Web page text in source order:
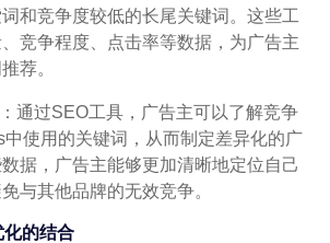
和竞争度较低的长尾关键词。这些工
竞争程度、点击率等数据，为广告主
荐。
通过SEO工具，广告主可以了解竞争
中使用的关键词，从而制定差异化的广
据，广告主能够更加清晰地定位自己
与其他品牌的无效竞争。
化的结合